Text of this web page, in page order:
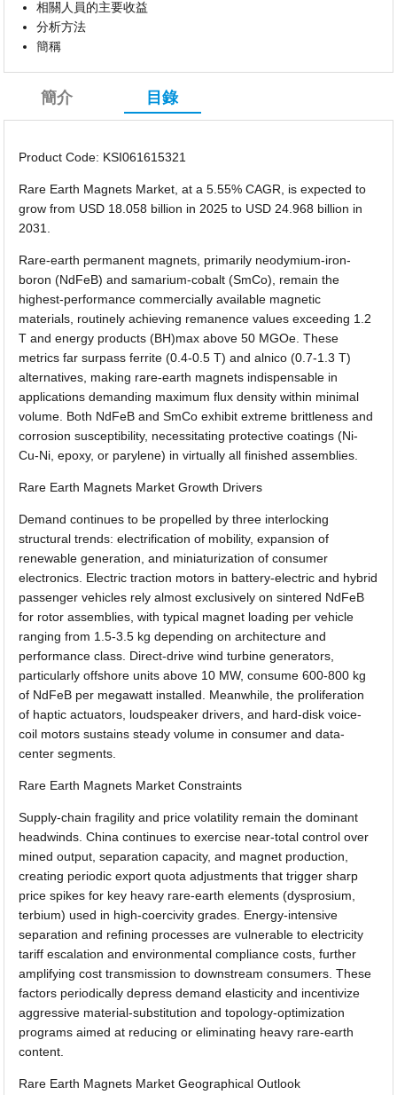
相關人員的主要收益
分析方法
簡稱
簡介 目錄
Product Code: KSI061615321
Rare Earth Magnets Market, at a 5.55% CAGR, is expected to
grow from USD 18.058 billion in 2025 to USD 24.968 billion in
2031.
Rare-earth permanent magnets, primarily neodymium-iron-
boron (NdFeB) and samarium-cobalt (SmCo), remain the
highest-performance commercially available magnetic
materials, routinely achieving remanence values exceeding 1.2
T and energy products (BH)max above 50 MGOe. These
metrics far surpass ferrite (0.4-0.5 T) and alnico (0.7-1.3 T)
alternatives, making rare-earth magnets indispensable in
applications demanding maximum flux density within minimal
volume. Both NdFeB and SmCo exhibit extreme brittleness and
corrosion susceptibility, necessitating protective coatings (Ni-
Cu-Ni, epoxy, or parylene) in virtually all finished assemblies.
Rare Earth Magnets Market Growth Drivers
Demand continues to be propelled by three interlocking
structural trends: electrification of mobility, expansion of
renewable generation, and miniaturization of consumer
electronics. Electric traction motors in battery-electric and hybrid
passenger vehicles rely almost exclusively on sintered NdFeB
for rotor assemblies, with typical magnet loading per vehicle
ranging from 1.5-3.5 kg depending on architecture and
performance class. Direct-drive wind turbine generators,
particularly offshore units above 10 MW, consume 600-800 kg
of NdFeB per megawatt installed. Meanwhile, the proliferation
of haptic actuators, loudspeaker drivers, and hard-disk voice-
coil motors sustains steady volume in consumer and data-
center segments.
Rare Earth Magnets Market Constraints
Supply-chain fragility and price volatility remain the dominant
headwinds. China continues to exercise near-total control over
mined output, separation capacity, and magnet production,
creating periodic export quota adjustments that trigger sharp
price spikes for key heavy rare-earth elements (dysprosium,
terbium) used in high-coercivity grades. Energy-intensive
separation and refining processes are vulnerable to electricity
tariff escalation and environmental compliance costs, further
amplifying cost transmission to downstream consumers. These
factors periodically depress demand elasticity and incentivize
aggressive material-substitution and topology-optimization
programs aimed at reducing or eliminating heavy rare-earth
content.
Rare Earth Magnets Market Geographical Outlook